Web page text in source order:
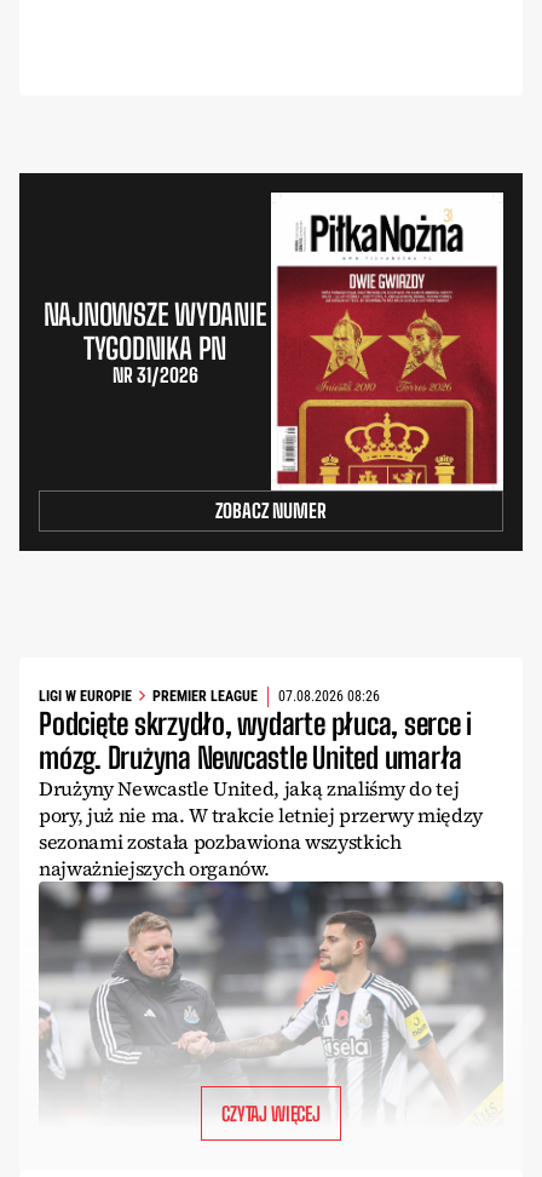
NAJNOWSZE WYDANIE
TYGODNIKA PN
NR 31/2026
ZOBACZ NUMER
LIGI W EUROPIE PREMIER LEAGUE 07.08.2026 08:26
Podcięte skrzydło, wydarte płuca, serce i
mózg. Drużyna Newcastle United umarła
Drużyny Newcastle United, jaką znaliśmy do tej
pory, już nie ma. W trakcie letniej przerwy między
sezonami została pozbawiona wszystkich
najważniejszych organów.
CZYTAJ WIĘCEJ